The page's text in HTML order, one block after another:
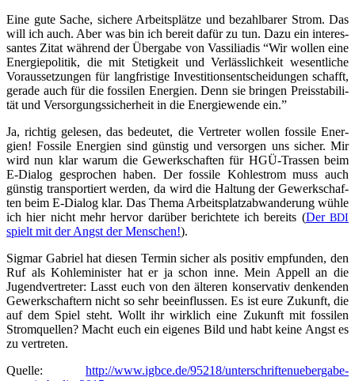
Eine gute Sache, siche­re Arbeits­plät­ze und bezahl­ba­rer Strom. Das
will ich auch. Aber was bin ich bereit dafür zu tun. Dazu ein inter­es­
san­tes Zitat wäh­rend der Über­ga­be von Vas­si­lia­dis “Wir wol­len eine
Ener­gie­po­li­tik, die mit Ste­tig­keit und Ver­läss­lich­keit wesent­li­che
Vor­aus­set­zun­gen für lang­fris­ti­ge Inves­ti­ti­ons­ent­schei­dun­gen schafft,
gera­de auch für die fos­si­len Ener­gien. Denn sie brin­gen Preis­sta­bi­li­
tät und Ver­sor­gungs­si­cher­heit in die Ener­gie­wen­de ein.”
Ja, rich­tig gele­sen, das bedeu­tet, die Ver­tre­ter wol­len fos­si­le Ener­
gien! Fos­si­le Ener­gien sind güns­tig und ver­sor­gen uns sicher. Mir
wird nun klar war­um die Gewerk­schaf­ten für HGÜ-Tras­sen beim
E‑Dialog gespro­chen haben. Der fos­si­le Koh­lestrom muss auch
güns­tig trans­por­tiert wer­den, da wird die Hal­tung der Gewerk­schaf­
ten beim E‑Dialog klar. Das The­ma Arbeits­platz­ab­wan­de­rung wüh­le
ich hier nicht mehr her­vor dar­über berich­te­te ich bereits (DerBDI
spielt mit der Angst der Men­schen!).
Sig­mar Gabri­el hat die­sen Ter­min sicher als posi­tiv emp­fun­den, den
Ruf als Koh­le­mi­nis­ter hat er ja schon inne. Mein Appell an die
Jugend­ver­tre­ter: Lasst euch von den älte­ren kon­ser­va­tiv den­ken­den
Gewerk­schaf­tern nicht so sehr beein­flus­sen. Es ist eure Zukunft, die
auf dem Spiel steht. Wollt ihr wirk­lich eine Zukunft mit fos­si­len
Strom­quel­len? Macht euch ein eige­nes Bild und habt kei­ne Angst es
zu vertreten.
Quel­le: http://www.igbce.de/95218/unterschriftenuebergabe-